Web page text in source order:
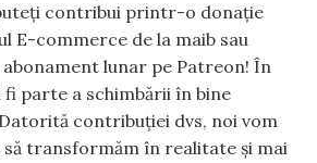
contribui printr-o donație
E-commerce de la maib sau
lunar pe Patreon! În
parte a schimbării în bine
contribuției dvs, noi vom
să transformăm în realitate și mai